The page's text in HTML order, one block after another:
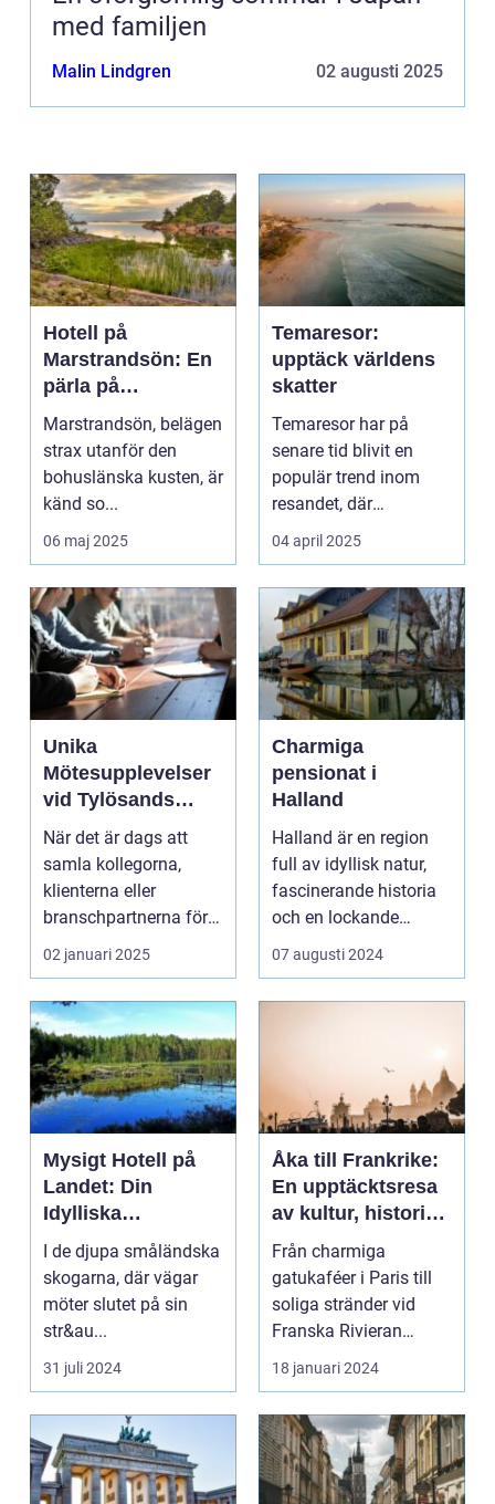
med familjen
Malin Lindgren 02 augusti 2025
Hotell på
Marstrandsön: En
pärla på
västkusten
Marstrandsön, belägen
strax utanför den
bohuslänska kusten, är
känd so...
06 maj 2025
Temaresor:
upptäck världens
skatter
Temaresor har på
senare tid blivit en
populär trend inom
resandet, där
resenäre...
04 april 2025
Unika
Mötesupplevelser
vid Tylösands
Stränder
När det är dags att
samla kollegorna,
klienterna eller
branschpartnerna för
en konfer...
02 januari 2025
Charmiga
pensionat i
Halland
Halland är en region
full av idyllisk natur,
fascinerande historia
och en lockande
kustlinje. F...
07 augusti 2024
Mysigt Hotell på
Landet: Din
Idylliska
Tillflyktsort i
Småland
I de djupa småländska
skogarna, där vägar
möter slutet på sin
str&au...
31 juli 2024
Åka till Frankrike:
En upptäcktsresa
av kultur, historia
och god mat
Från charmiga
gatukaféer i Paris till
soliga stränder vid
Franska Rivieran
Frankrike erbjuder en
må...
18 januari 2024